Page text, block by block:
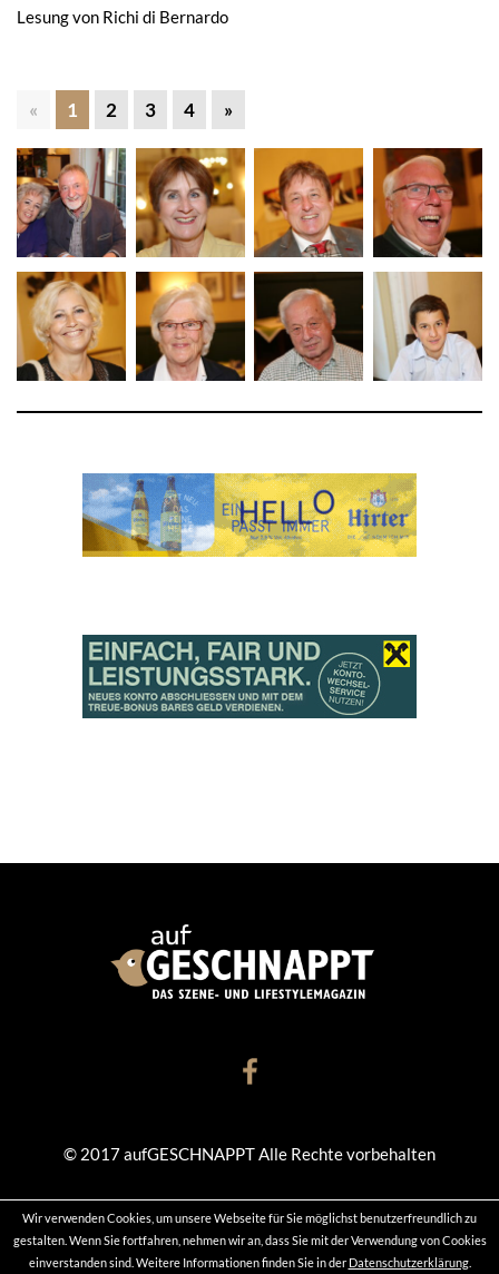
Wir verwenden Cookies, um unsere Webseite für Sie möglichst benutzerfreundlich zu
gestalten. Wenn Sie fortfahren, nehmen wir an, dass Sie mit der Verwendung von Cookies
einverstanden sind. Weitere Informationen finden Sie in der Datenschutzerklärung.
Lesung von Richi di Bernardo
« 1 2 3 4 »
© 2017 aufGESCHNAPPT Alle Rechte vorbehalten
KONTAKT DATENSCHUTZ IMPRESSUM